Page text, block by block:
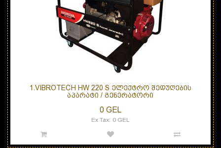
1.VIBROTECH HW 220 S ᲔᲚᲔᲥᲢᲠᲝ ᲨᲔᲓᲣᲦᲔᲑᲘᲡ
ᲐᲞᲐᲠᲐᲢᲘ / ᲒᲔᲜᲔᲠᲐᲢᲝᲠᲘ
0 GEL
Ex Tax: 0 GEL